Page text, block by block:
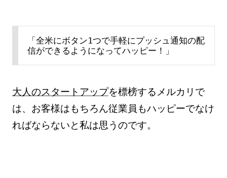
「全米にボタン1つで手軽にプッシュ通知の配
信ができるようになってハッピー！」
大人のスタートアップを標榜するメルカリで
は、お客様はもちろん従業員もハッピーでなけ
ればならないと私は思うのです。